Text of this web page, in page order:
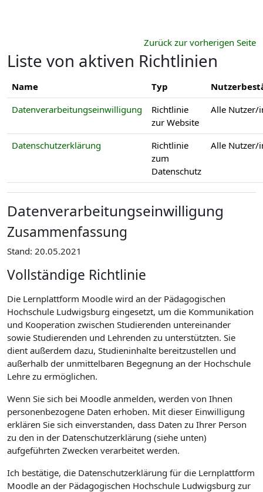
Zurück zur vorherigen Seite
Liste von aktiven Richtlinien
Name Typ
Datenverarbeitungseinwilligung
Richtlinie
zur Website
Alle Nutzer/
Datenschutzerklärung
Richtlinie
zum
Datenschutz
Alle Nutzer/
Datenverarbeitungseinwilligung
Zusammenfassung
Stand: 20.05.2021
Vollständige Richtlinie
Die Lernplattform Moodle wird an der Pädagogischen
Hochschule Ludwigsburg eingesetzt, um die Kommunikation
und Kooperation zwischen Studierenden untereinander
sowie Studierenden und Lehrenden zu unterstützten. Sie
dient außerdem dazu, Studieninhalte bereitzustellen und
außerhalb der unmittelbaren Begegnung an der Hochschule
Lehre zu ermöglichen.
Wenn Sie sich bei Moodle anmelden, werden von Ihnen
personenbezogene Daten erhoben. Mit dieser Einwilligung
erklären Sie sich einverstanden, dass Daten zu Ihrer Person
zu den in der Datenschutzerklärung (siehe unten)
aufgeführten Zwecken verarbeitet werden.
Ich bestätige, die Datenschutzerklärung für die Lernplattform
Moodle an der Pädagogischen Hochschule Ludwigsburg zur